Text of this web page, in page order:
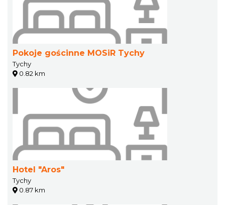
Pokoje gościnne MOSiR Tychy
Tychy
0.82 km
Hotel "Aros"
Tychy
0.87 km